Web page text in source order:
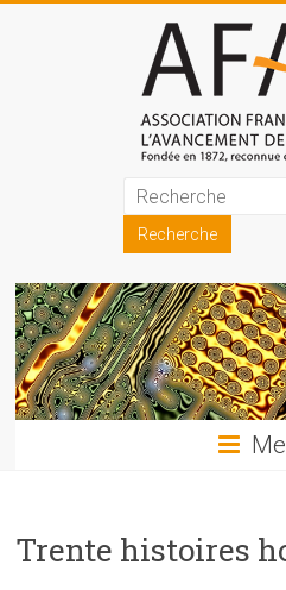
Association
française
pour
l'avancement
des
sciences
les
Trente histoires